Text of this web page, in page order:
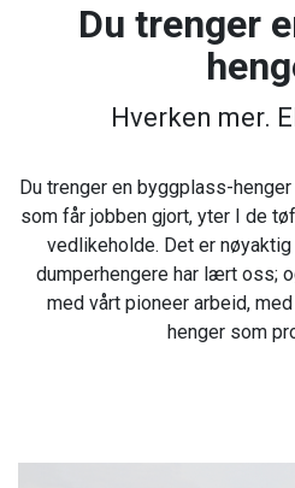
Du trenger
Hverken mer.
Du trenger en byggplass-
som får jobben gjort, yter I de
vedlikeholde. Det er
dumperhengere har lært oss;
med vårt pioneer arbeid,
henger som